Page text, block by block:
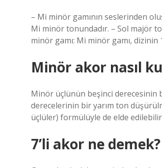
– Mi minör gamının seslerinden
Mi minör tonundadır. – Sol majör
minör gamı: Mi minör gamı, dizinin
Minör akor nasıl
Minör üçlünün beşinci derecesinin
derecelerinin bir yarım ton
üçlüler) formülüyle de elde
7’li akor ne demek?